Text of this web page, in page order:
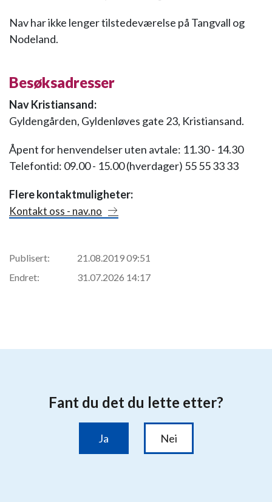
Nav har ikke lenger tilstedeværelse på Tangvall og
Nodeland.
Besøksadresser
Nav Kristiansand:
Gyldengården, Gyldenløves gate 23, Kristiansand.
Åpent for henvendelser uten avtale: 11.30 - 14.30
Telefontid: 09.00 - 15.00 (hverdager) 55 55 33 33
Flere kontaktmuligheter:
Kontakt oss - nav.no
Publisert:
21.08.2019 09:51
Endret:
31.07.2026 14:17